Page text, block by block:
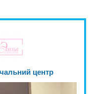
центр